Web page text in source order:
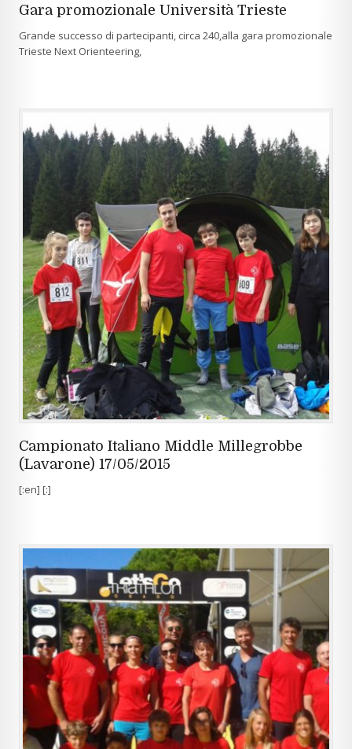
Gara promozionale Università Trieste
Grande successo di partecipanti, circa 240,alla gara promozionale
Trieste Next Orienteering,
Campionato Italiano Middle Millegrobbe
(Lavarone) 17/05/2015
[:en] [:]